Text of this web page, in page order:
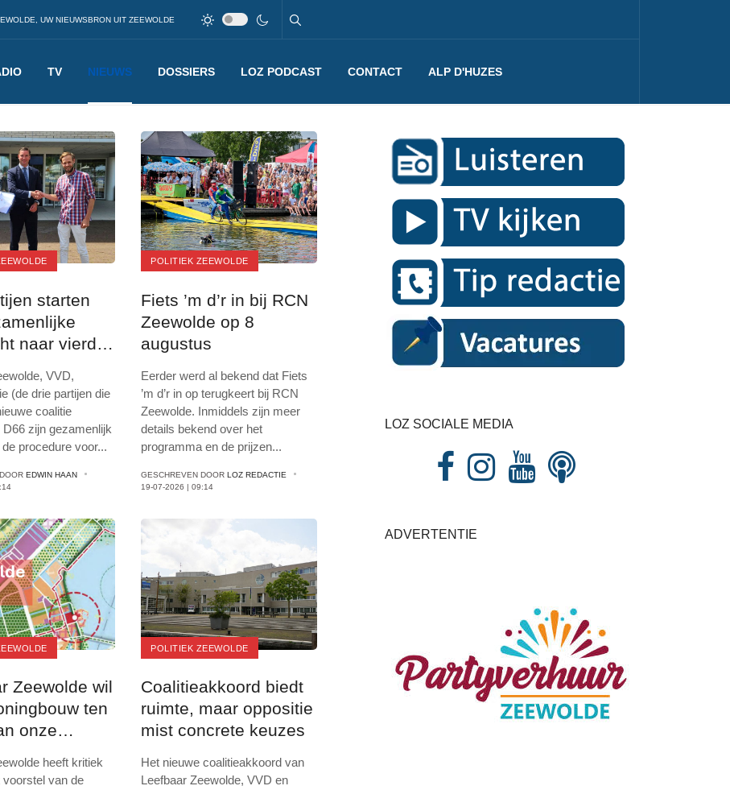
UW NIEUWSBRON UIT ZEEWOLDE
TV NIEUWS DOSSIERS LOZ PODCAST CONTACT ALP D'HUZES
starten
naar vierde
VVD,
(de drie partijen die
coalitie
zijn gezamenlijk
procedure voor...
EDWIN HAAN
POLITIEK ZEEWOLDE
Fiets ’m d’r in bij RCN
Zeewolde op 8
augustus
Eerder werd al bekend dat Fiets
’m d’r in op terugkeert bij RCN
Zeewolde. Inmiddels zijn meer
details bekend over het
programma en de prijzen...
GESCHREVEN DOORLOZ REDACTIE
19-07-2026 | 09:14
Zeewolde wil
ten
onze
heeft kritiek
voorstel van de
POLITIEK ZEEWOLDE
Coalitieakkoord biedt
ruimte, maar oppositie
mist concrete keuzes
Het nieuwe coalitieakkoord van
Leefbaar Zeewolde, VVD en
LOZ SOCIALE MEDIA
ADVERTENTIE